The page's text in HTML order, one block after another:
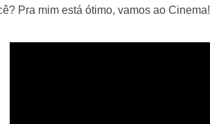
Pra mim está ótimo, vamos ao Cinema!